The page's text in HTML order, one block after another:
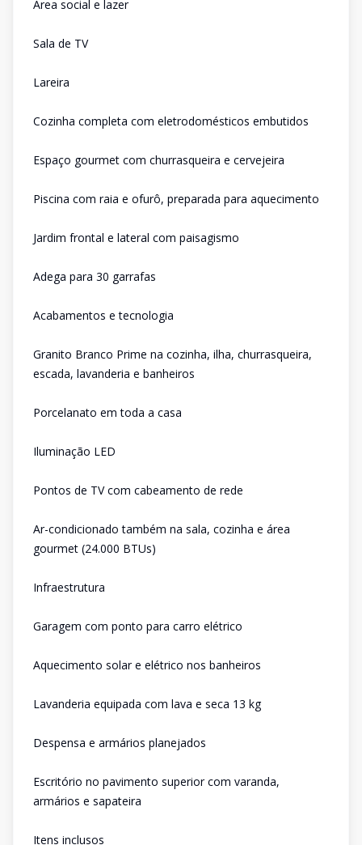
Área social e lazer
Sala de TV
Lareira
Cozinha completa com eletrodomésticos embutidos
Espaço gourmet com churrasqueira e cervejeira
Piscina com raia e ofurô, preparada para aquecimento
Jardim frontal e lateral com paisagismo
Adega para 30 garrafas
Acabamentos e tecnologia
Granito Branco Prime na cozinha, ilha, churrasqueira,
escada, lavanderia e banheiros
Porcelanato em toda a casa
Iluminação LED
Pontos de TV com cabeamento de rede
Ar-condicionado também na sala, cozinha e área
gourmet (24.000 BTUs)
Infraestrutura
Garagem com ponto para carro elétrico
Aquecimento solar e elétrico nos banheiros
Lavanderia equipada com lava e seca 13 kg
Despensa e armários planejados
Escritório no pavimento superior com varanda,
armários e sapateira
Itens inclusos